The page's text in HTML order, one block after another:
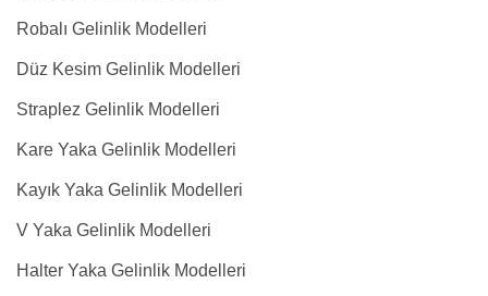
Robalı Gelinlik Modelleri
Düz Kesim Gelinlik Modelleri
Straplez Gelinlik Modelleri
Kare Yaka Gelinlik Modelleri
Kayık Yaka Gelinlik Modelleri
V Yaka Gelinlik Modelleri
Halter Yaka Gelinlik Modelleri